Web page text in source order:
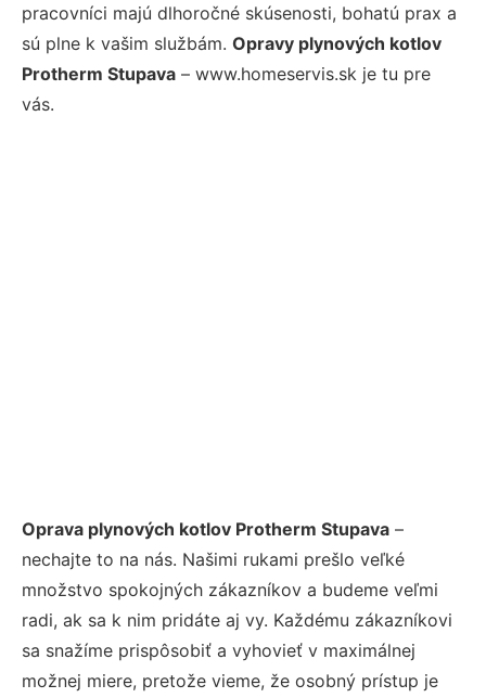
pracovníci majú dlhoročné skúsenosti, bohatú prax a
sú plne k vašim službám. Opravy plynových kotlov
Protherm Stupava – www.homeservis.sk je tu pre
vás.
Oprava plynových kotlov Protherm Stupava –
nechajte to na nás. Našimi rukami prešlo veľké
množstvo spokojných zákazníkov a budeme veľmi
radi, ak sa k nim pridáte aj vy. Každému zákazníkovi
sa snažíme prispôsobiť a vyhovieť v maximálnej
možnej miere, pretože vieme, že osobný prístup je